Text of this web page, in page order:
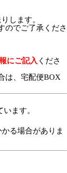
します。
のでご了承くださ
にご記入 くださ
は、宅配便BOX
ます。
る場合がありま